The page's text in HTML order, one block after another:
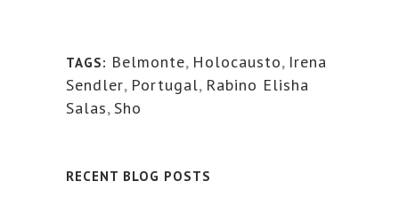
TAGS: Belmonte, Holocausto, Irena
Sendler, Portugal, Rabino Elisha
Salas, Sho
RECENT BLOG POSTS